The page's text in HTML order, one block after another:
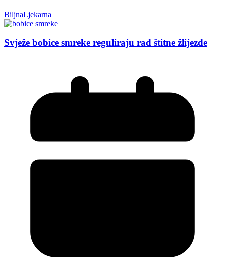
BiljnaLjekarna
Svježe bobice smreke reguliraju rad štitne žlijezde